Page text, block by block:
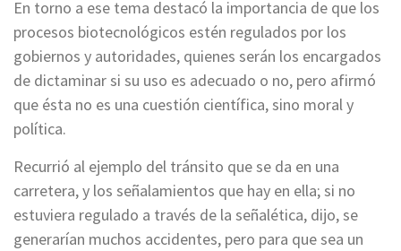
En torno a ese tema destacó la importancia de que los
procesos biotecnológicos estén regulados por los
gobiernos y autoridades, quienes serán los encargados
de dictaminar si su uso es adecuado o no, pero afirmó
que ésta no es una cuestión científica, sino moral y
política.
Recurrió al ejemplo del tránsito que se da en una
carretera, y los señalamientos que hay en ella; si no
estuviera regulado a través de la señalética, dijo, se
generarían muchos accidentes, pero para que sea un